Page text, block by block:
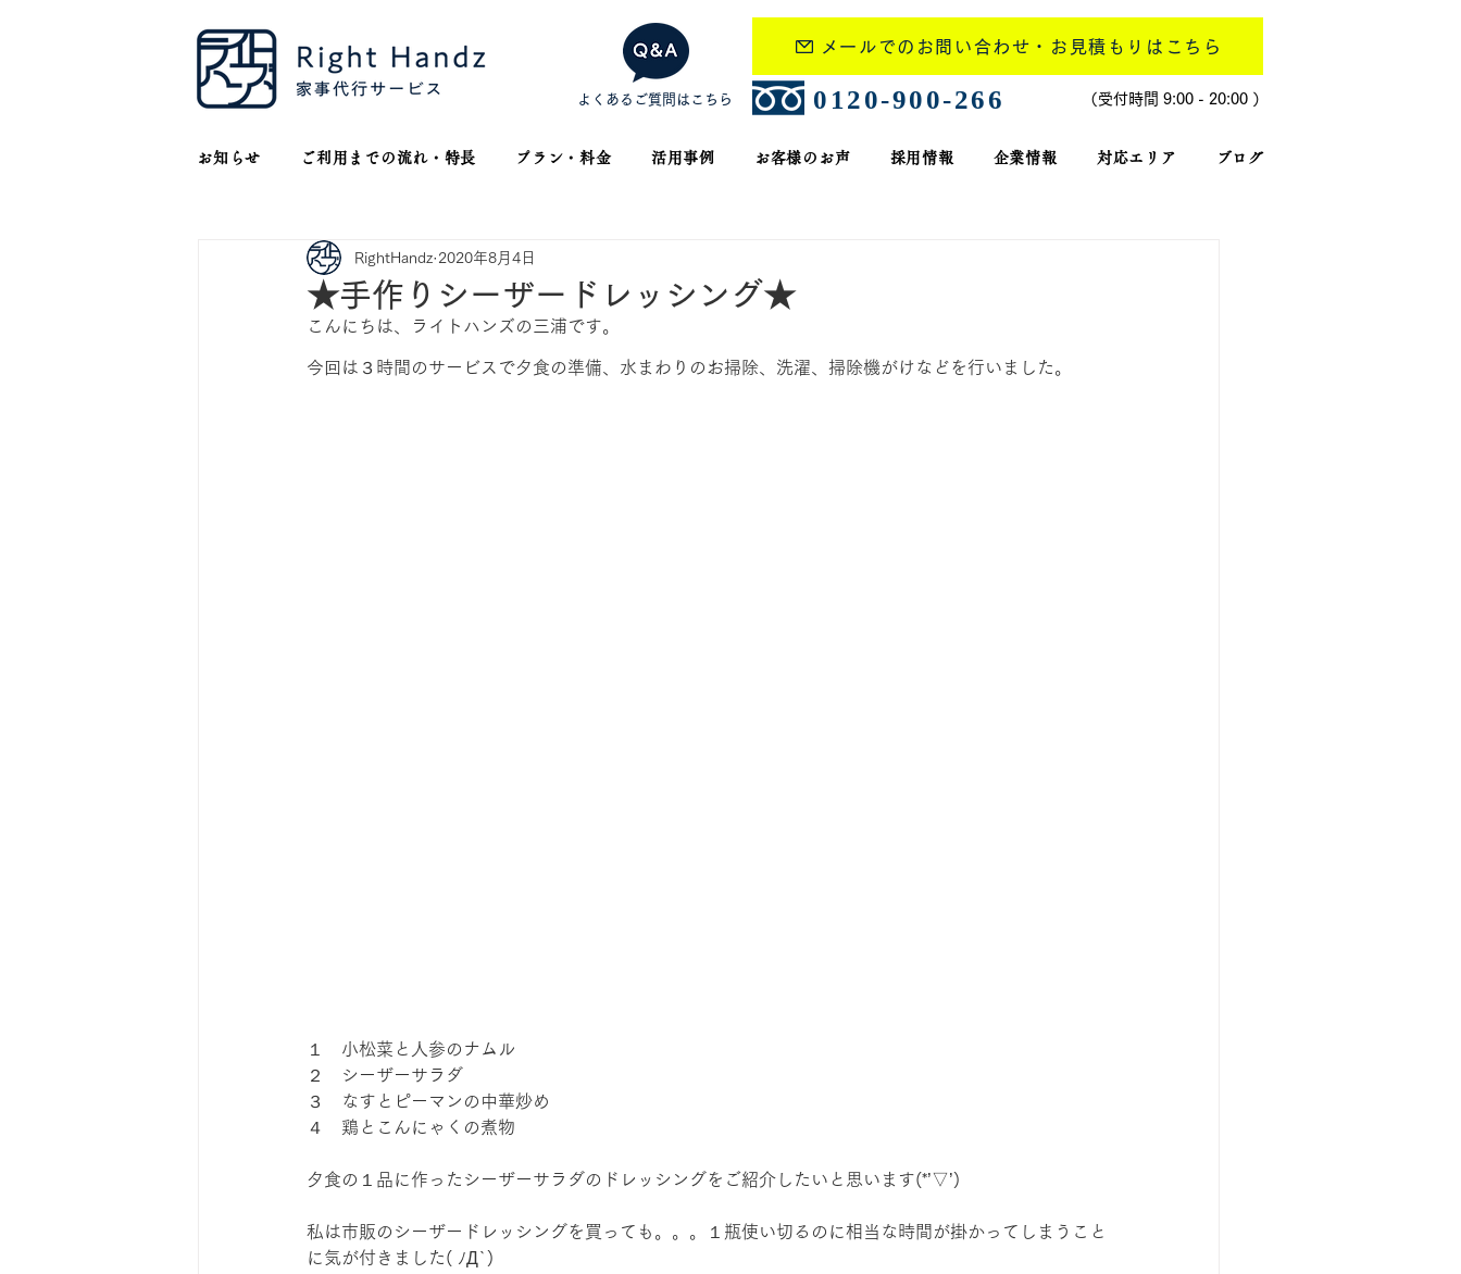
​0120-900-266 ​（受付時間 9:00 - 20:00 ）
お知らせ ご利用までの流れ・特長 プラン・料金 活用事例 お客様のお声 採用情報 企業情報 対応エリア ブログ
メールでのお問い合わせ・お見積もりはこちら
よくあるご質問はこちら
★手作りシーザードレッシング★
RightHandz 2020年8月4日
こんにちは、ライトハンズの三浦です。
今回は３時間のサービスで夕食の準備、水まわりのお掃除、洗濯、掃除機がけなどを行いました。
１　小松菜と人参のナムル
２　シーザーサラダ
３　なすとピーマンの中華炒め
４　鶏とこんにゃくの煮物
夕食の１品に作ったシーザーサラダのドレッシングをご紹介したいと思います(*’▽’)
私は市販のシーザードレッシングを買っても。。。１瓶使い切るのに相当な時間が掛かってしまうこと
に気が付きました( ﾉД`)